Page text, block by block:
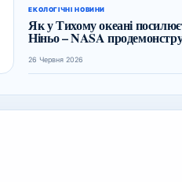
ЕКОЛОГІЧНІ НОВИНИ
Як у Тихому океані
Ніньо – NASA
26 Червня 2026